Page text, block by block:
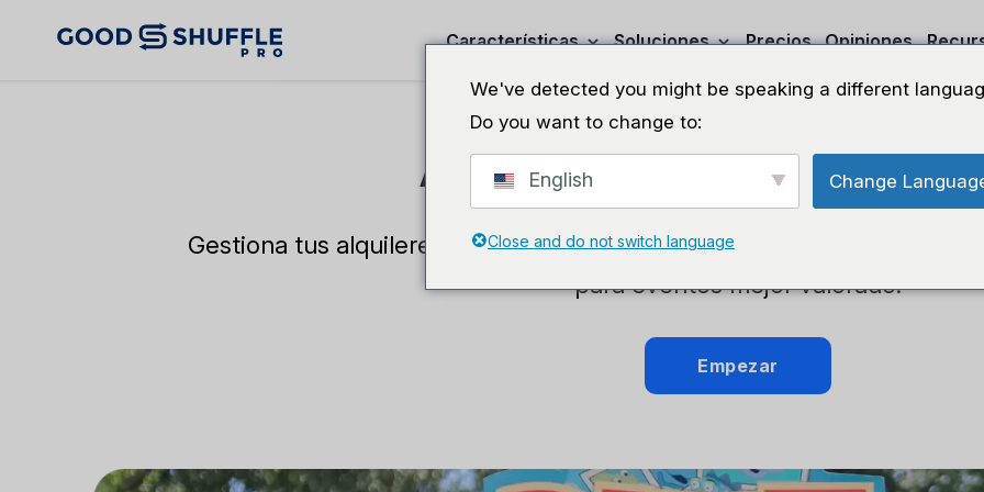
Características Soluciones Precios Opiniones
Alquileres
Gestiona tus alquileres, impresiona a tus clientes y optimiza tu
para eventos mejor valorado.
Empezar
We've detected you might be speaking a different
Do you want to change to:
English Change
Close and do not switch language